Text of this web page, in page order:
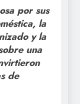
por sus
la
y la
una
de